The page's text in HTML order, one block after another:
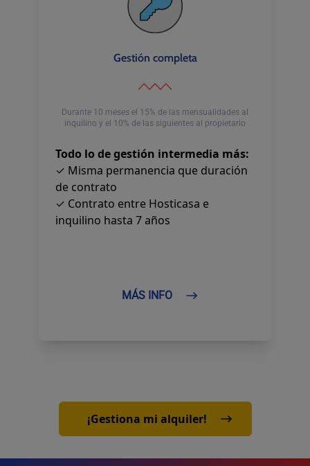
Gestión completa
Durante 10 meses el 15% de las mensualidades al
inquilino y el 10% de las siguientes al propietario
Todo lo de gestión intermedia más:
✓ Misma permanencia que duración
de contrato
✓ Contrato entre Hosticasa e
inquilino hasta 7 años
MÁS INFO
¡Gestiona mi alquiler!